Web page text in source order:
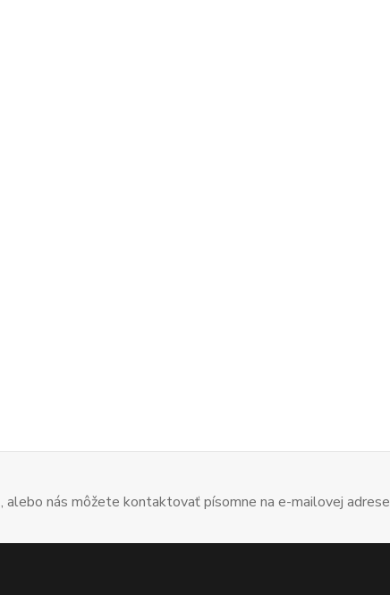
, alebo nás môžete kontaktovať písomne na e-mailovej adrese